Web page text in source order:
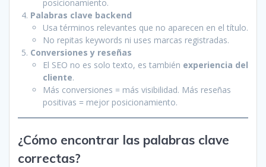
posicionamiento.
Palabras clave backend
Usa términos relevantes que no aparecen en el título.
No repitas keywords ni uses marcas registradas.
Conversiones y reseñas
El SEO no es solo texto, es también experiencia del
cliente.
Más conversiones = más visibilidad. Más reseñas
positivas = mejor posicionamiento.
¿Cómo encontrar las palabras clave
correctas?